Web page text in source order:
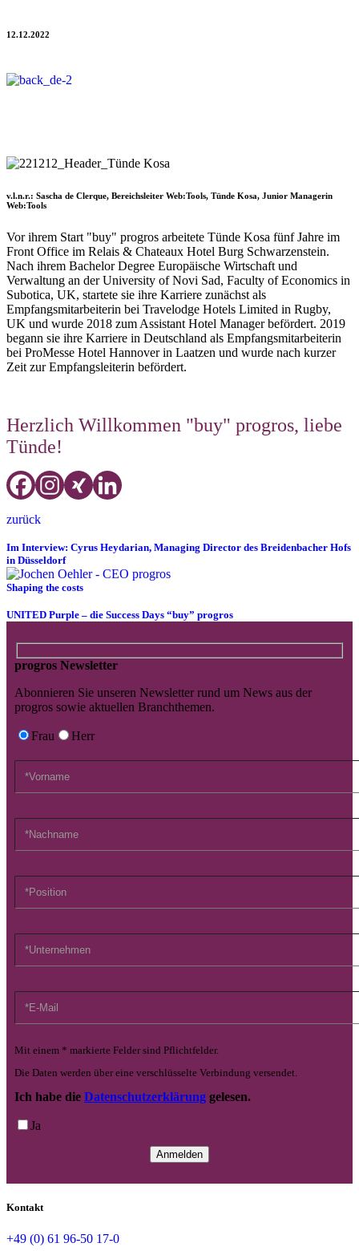
12.12.2022
v.l.n.r.: Sascha de Clerque, Bereichsleiter Web:Tools, Tünde Kosa, Junior Managerin
Web:Tools
Vor ihrem Start "buy" progros arbeitete Tünde Kosa fünf Jahre im
Front Office im Relais & Chateaux Hotel Burg Schwarzenstein.
Nach ihrem Bachelor Degree Europäische Wirtschaft und
Verwaltung an der University of Novi Sad, Faculty of Economics in
Subotica, UK, startete sie ihre Karriere zunächst als
Empfangsmitarbeiterin bei Travelodge Hotels Limited in Rugby,
UK und wurde 2018 zum Assistant Hotel Manager befördert. 2019
begann sie ihre Karriere in Deutschland als Empfangsmitarbeiterin
bei ProMesse Hotel Hannover in Laatzen und wurde nach kurzer
Zeit zur Empfangsleiterin befördert.
Herzlich Willkommen "buy" progros, liebe
Tünde!
zurück
Im Interview: Cyrus Heydarian, Managing Director des Breidenbacher Hofs
in Düsseldorf
Shaping the costs
UNITED Purple – die Success Days “buy” progros
progros Newsletter
Abonnieren Sie unseren Newsletter rund um News aus der
progros sowie aktuellen Branchthemen.
Frau Herr
Mit einem * markierte Felder sind Pflichtfelder.
Die Daten werden über eine verschlüsselte Verbindung versendet.
Ich habe die Datenschutzerklärung gelesen.
Ja
Kontakt
+49 (0) 61 96-50 17-0